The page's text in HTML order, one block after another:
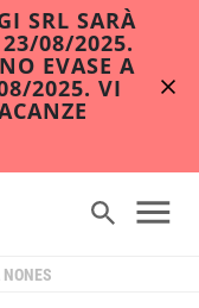
SRL SARÀ
08/2025.
EVASE A
2025. VI